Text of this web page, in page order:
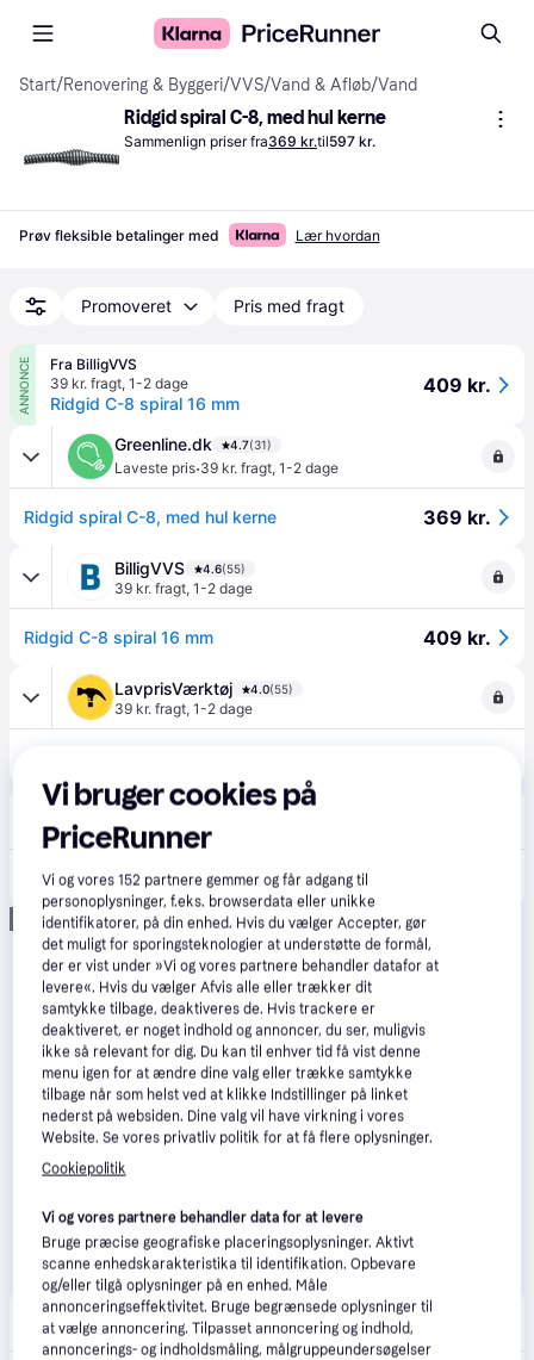
Start/Renovering & Byggeri/VVS/Vand & Afløb/Vand
Ridgid spiral C-8, med hul kerne
Sammenlign priser fra369 kr.til597 kr.
Prøv fleksible betalinger med Lær hvordan
Promoveret Pris med fragt
ANNONCE
Fra BilligVVS
39 kr. fragt, 1-2 dage
Ridgid C-8 spiral 16 mm
409 kr.
Greenline.dk 4.7(31)
Laveste pris·39 kr. fragt, 1-2 dage
Ridgid spiral C-8, med hul kerne 369 kr.
BilligVVS 4.6(55)
39 kr. fragt, 1-2 dage
Ridgid C-8 spiral 16 mm 409 kr.
LavprisVærktøj 4.0(55)
39 kr. fragt, 1-2 dage
Completvvs.dk 4.8(105)
39 kr. fragt ,1-2 dage
Ridgid C-8 spiral 16 mm
Annonce
Lavprisvvs.dk 4.6(172)
39 kr. fragt, 1-2 dage
Vi bruger cookies på
PriceRunner
Vi og vores152 partnere gemmer og får adgang til
personoplysninger, f.eks. browserdata eller unikke
identifikatorer, på din enhed. Hvis du vælger Accepter, gør
det muligt for sporingsteknologier at understøtte de formål,
der er vist under »Vi og vores partnere behandler datafor at
levere«. Hvis du vælger Afvis alle eller trækker dit
samtykke tilbage, deaktiveres de. Hvis trackere er
deaktiveret, er noget indhold og annoncer, du ser, muligvis
ikke så relevant for dig. Du kan til enhver tid få vist denne
menu igen for at ændre dine valg eller trække samtykke
tilbage når som helst ved at klikke Indstillinger på linket
nederst på websiden. Dine valg vil have virkning i vores
Website. Se vores privatliv politik for at få flere oplysninger.
Cookiepolitik
Vi og vores partnere behandler data for at levere
Bruge præcise geografiske placeringsoplysninger. Aktivt
scanne enhedskarakteristika til identifikation. Opbevare
og/eller tilgå oplysninger på en enhed. Måle
annonceringseffektivitet. Bruge begrænsede oplysninger til
at vælge annoncering. Tilpasset annoncering og indhold,
annoncerings- og indholdsmåling, målgruppeundersøgelser